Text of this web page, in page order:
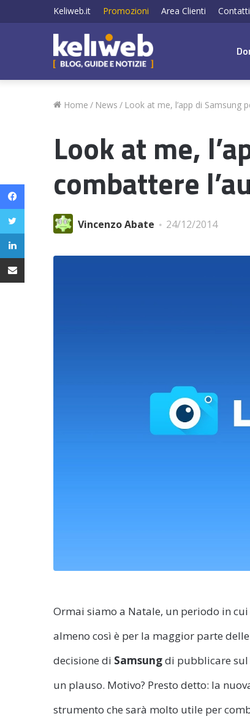
Keliweb.it Promozioni Area Clienti Contatti
Home / News / Look at me, l’app di Samsung
Look at me,
combattere
Vincenzo Abate 24/12/2014
Ormai siamo a Natale, un periodo in
almeno così è per la maggior parte
decisione di Samsungdi pubblicare sul
un plauso. Motivo? Presto detto: la
strumento che sarà molto utile per
Facebook
Twitter
LinkedIn
Condividi via email